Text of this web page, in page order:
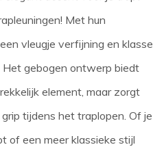
Met hun
vleugje verfijning en klasse
gebogen ontwerp biedt
element, maar zorgt
tijdens het traplopen. Of je
of een meer klassieke stijl